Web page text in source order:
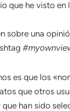
que he visto en
sobre una
es que los
que otros
han sido